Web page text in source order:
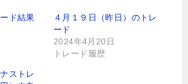
ド結果
４月１９日（昨日）のトレ
ード
2024年4月20日
トレード履歴
ストレ